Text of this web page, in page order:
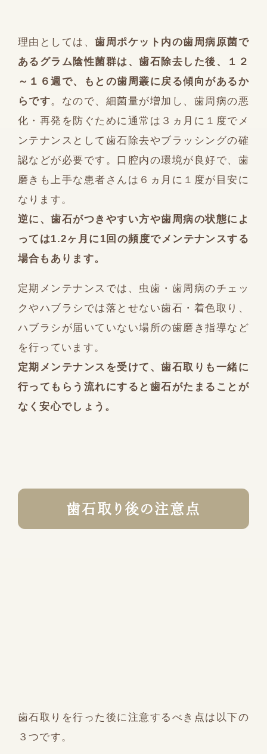
理由としては、歯周ポケット内の歯周病原菌で
あるグラム陰性菌群は、歯石除去した後、１２
～１６週で、もとの歯周叢に戻る傾向があるか
らです。なので、細菌量が増加し、歯周病の悪
化・再発を防ぐために通常は３ヵ月に１度でメ
ンテナンスとして歯石除去やブラッシングの確
認などが必要です。口腔内の環境が良好で、歯
磨きも上手な患者さんは６ヵ月に１度が目安に
なります。
逆に、歯石がつきやすい方や歯周病の状態によ
っては1.2ヶ月に1回の頻度でメンテナンスする
場合もあります。
定期メンテナンスでは、虫歯・歯周病のチェッ
クやハブラシでは落とせない歯石・着色取り、
ハブラシが届いていない場所の歯磨き指導など
を行っています。
定期メンテナンスを受けて、歯石取りも一緒に
行ってもらう流れにすると歯石がたまることが
なく安心でしょう。
歯石取り後の注意点
歯石取りを行った後に注意するべき点は以下の
３つです。